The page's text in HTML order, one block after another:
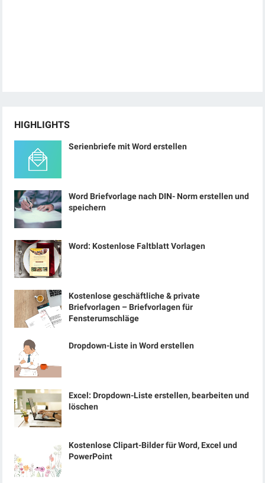
HIGHLIGHTS
Serienbriefe mit Word erstellen
Word Briefvorlage nach DIN- Norm erstellen und
speichern
Word: Kostenlose Faltblatt Vorlagen
Kostenlose geschäftliche & private
Briefvorlagen – Briefvorlagen für
Fensterumschläge
Dropdown-Liste in Word erstellen
Excel: Dropdown-Liste erstellen, bearbeiten und
löschen
Kostenlose Clipart-Bilder für Word, Excel und
PowerPoint